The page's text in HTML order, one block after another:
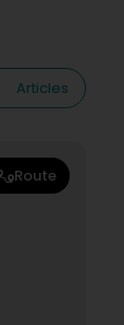
Articles
Route